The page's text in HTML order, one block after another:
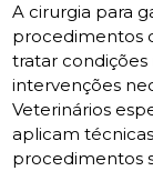
A cirurgia para
procedimentos
tratar condições
intervenções
Veterinários
aplicam
procedimentos